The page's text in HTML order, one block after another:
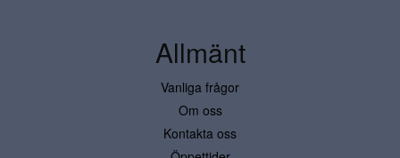
Allmänt
Vanliga frågor
Om oss
Kontakta oss